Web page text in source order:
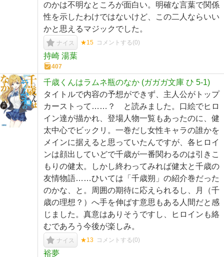
のかは不明なところが面白い。明確な言葉で関係
性を示したわけではないけど、この二人ならいい
かと思えるマジックでした。
ナイス ★15 コメントする(0)
持崎 湯葉
407
千歳くんはラムネ瓶のなか (ガガガ文庫 ひ 5-1)
タイトルで内容の予想ができず、主人公がトップ
カーストって……？ と読みました。口絵でヒロ
イン達が描かれ、登場人物一覧もあったのに、健
太中心でビックリ。一巻だし女性キャラの誰かを
メインに据えると思っていたんですが、各ヒロイ
ンは顔出していどで千歳が一番関わるのは引きこ
もりの健太。しかし終わってみれば健太と千歳の
友情物語……ひいては「千歳朔」の紹介巻だった
のかな、と。周囲の期待に応えられるし、月（千
歳の理想？）へ手を伸ばす意思もある人間だと感
じました。真意はありそうですし、ヒロインも絡
むであろう今後が楽しみ。
ナイス ★13 コメントする(0)
裕夢